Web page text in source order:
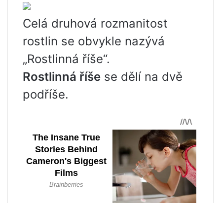
Celá druhová rozmanitost
rostlin se obvykle nazývá
„Rostlinná říše“.
Rostlinná říše se dělí na dvě
podříše.